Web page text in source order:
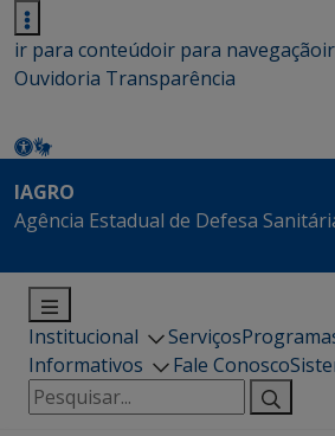
ir para conteúdoir para navegação
Ouvidoria Transparência
IAGRO
Agência Estadual de Defesa
Institucional Serviços
Informativos
Fale Conosco
Pesquisar
por: